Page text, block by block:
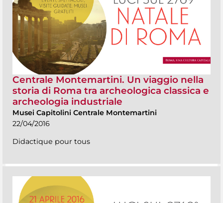
Centrale Montemartini. Un viaggio nella
storia di Roma tra archeologica classica e
archeologia industriale
Musei Capitolini Centrale Montemartini
22/04/2016
Didactique pour tous